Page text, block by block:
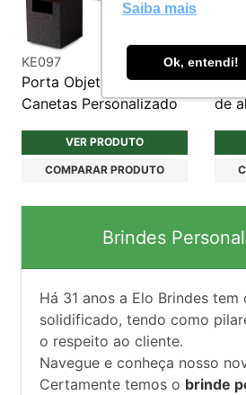
Saiba mais
Ok, entendi!
KE097
Porta Objetos e
Canetas Personalizado
VER PRODUTO
COMPARAR PRODUTO
S114
de
Brindes
Há 31 anos a Elo Brindes tem
solidificado, tendo como
o respeito ao cliente.
Navegue e conheça nosso
Certamente temos o brinde